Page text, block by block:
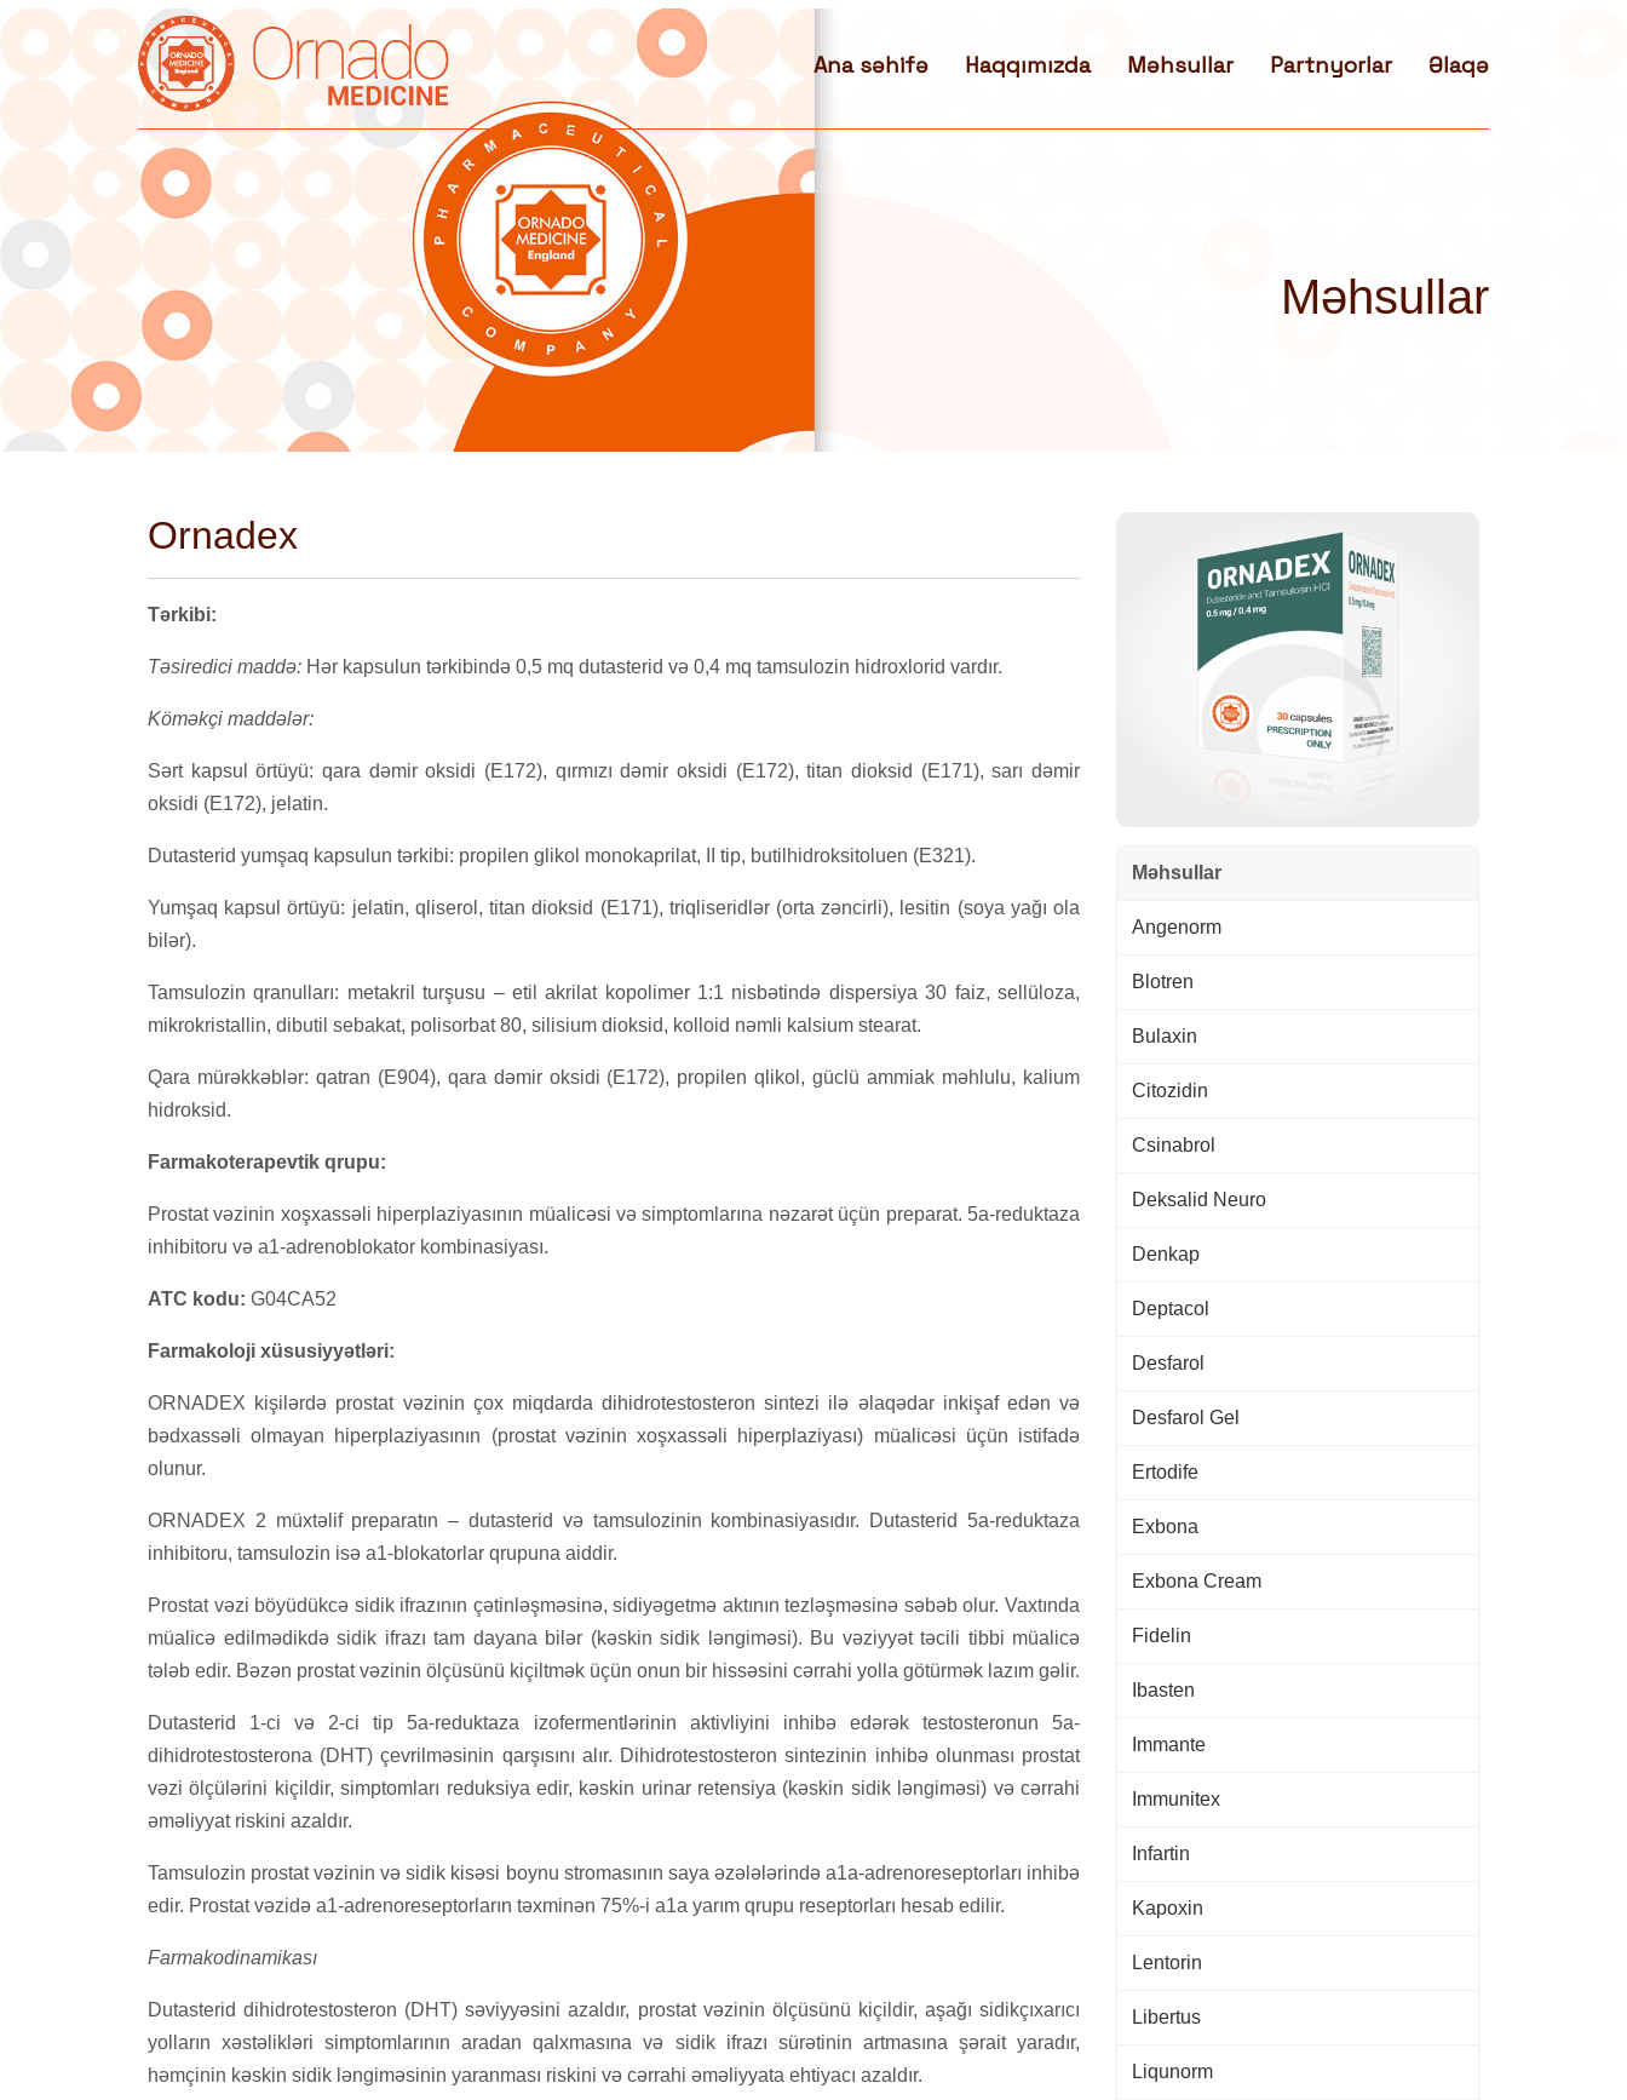
Ana səhifə Haqqımızda Məhsullar Partnyorlar Əlaqə
Məhsullar
Məhsullar
Angenorm
Blotren
Bulaxin
Citozidin
Csinabrol
Deksalid Neuro
Denkap
Deptacol
Desfarol
Desfarol Gel
Ertodife
Exbona
Exbona Cream
Fidelin
Ibasten
Immante
Immunitex
Infartin
Kapoxin
Lentorin
Libertus
Liqunorm
Ornadex
Tərkibi:
Təsiredici maddə: Hər kapsulun tərkibində 0,5 mq dutasterid və 0,4 mq tamsulozin hidroxlorid vardır.
Köməkçi maddələr:
Sərt kapsul örtüyü: qara dəmir oksidi (E172), qırmızı dəmir oksidi (E172), titan dioksid (E171), sarı dəmir
oksidi (E172), jelatin.
Dutasterid yumşaq kapsulun tərkibi: propilen glikol monokaprilat, II tip, butilhidroksitoluen (E321).
Yumşaq kapsul örtüyü: jelatin, qliserol, titan dioksid (E171), triqliseridlər (orta zəncirli), lesitin (soya yağı ola
bilər).
Tamsulozin qranulları: metakril turşusu – etil akrilat kopolimer 1:1 nisbətində dispersiya 30 faiz, sellüloza,
mikrokristallin, dibutil sebakat, polisorbat 80, silisium dioksid, kolloid nəmli kalsium stearat.
Qara mürəkkəblər: qatran (E904), qara dəmir oksidi (E172), propilen qlikol, güclü ammiak məhlulu, kalium
hidroksid.
Farmakoterapevtik qrupu:
Prostat vəzinin xoşxassəli hiperplaziyasının müalicəsi və simptomlarına nəzarət üçün preparat. 5a-reduktaza
inhibitoru və a1-adrenoblokator kombinasiyası.
АТC kodu: G04CA52
Farmakoloji xüsusiyyətləri:
ORNADEX kişilərdə prostat vəzinin çox miqdarda dihidrotestosteron sintezi ilə əlaqədar inkişaf edən və
bədxassəli olmayan hiperplaziyasının (prostat vəzinin xoşxassəli hiperplaziyası) müalicəsi üçün istifadə
olunur.
ORNADEX 2 müxtəlif preparatın – dutasterid və tamsulozinin kombinasiyasıdır. Dutasterid 5a-reduktaza
inhibitoru, tamsulozin isə a1-blokatorlar qrupuna aiddir.
Prostat vəzi böyüdükcə sidik ifrazının çətinləşməsinə, sidiyəgetmə aktının tezləşməsinə səbəb olur. Vaxtında
müalicə edilmədikdə sidik ifrazı tam dayana bilər (kəskin sidik ləngiməsi). Bu vəziyyət təcili tibbi müalicə
tələb edir. Bəzən prostat vəzinin ölçüsünü kiçiltmək üçün onun bir hissəsini cərrahi yolla götürmək lazım gəlir.
Dutasterid 1-ci və 2-ci tip 5a-reduktaza izofermentlərinin aktivliyini inhibə edərək testosteronun 5a-
dihidrotestosterona (DHT) çevrilməsinin qarşısını alır. Dihidrotestosteron sintezinin inhibə olunması prostat
vəzi ölçülərini kiçildir, simptomları reduksiya edir, kəskin urinar retensiya (kəskin sidik ləngiməsi) və cərrahi
əməliyyat riskini azaldır.
Tamsulozin prostat vəzinin və sidik kisəsi boynu stromasının saya əzələlərində a1a-adrenoreseptorları inhibə
edir. Prostat vəzidə a1-adrenoreseptorların təxminən 75%-i a1a yarım qrupu reseptorları hesab edilir.
Farmakodinamikası
Dutasterid dihidrotestosteron (DHT) səviyyəsini azaldır, prostat vəzinin ölçüsünü kiçildir, aşağı sidikçıxarıcı
yolların xəstəlikləri simptomlarının aradan qalxmasına və sidik ifrazı sürətinin artmasına şərait yaradır,
həmçinin kəskin sidik ləngiməsinin yaranması riskini və cərrahi əməliyyata ehtiyacı azaldır.